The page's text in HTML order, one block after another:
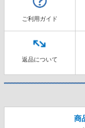
ご利用ガイド
返品について
商